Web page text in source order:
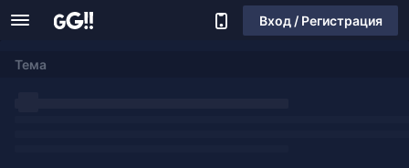
Вход / Регистрация
Тема